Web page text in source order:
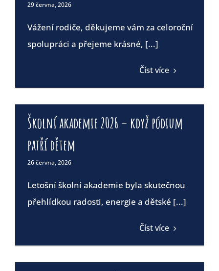
29 června, 2026
Vážení rodiče, děkujeme vám za celoroční
spolupráci a přejeme krásné, [...]
Číst více
Školní akademie 2026 – když pódium
patří dětem
26 června, 2026
Letošní školní akademie byla skutečnou
přehlídkou radosti, energie a dětské [...]
Číst více